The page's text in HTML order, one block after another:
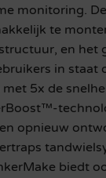
monitoring.
te
en het
in staat
5x de
opnieuw
biedt